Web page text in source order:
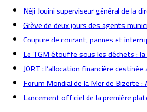
Néji Jouini superviseur général de la
Grève de deux jours des agents
Coupure de courant, pannes et
Le TGM étouffe sous les déchets :
JORT : l’allocation financière
Forum Mondial de la Mer de Bizerte
Lancement officiel de la première